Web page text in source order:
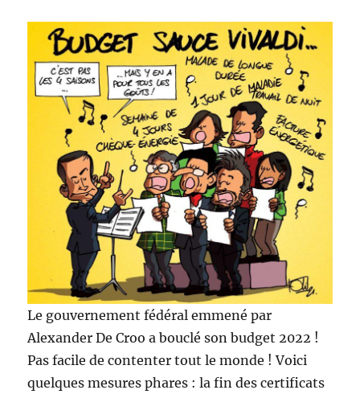
Le gouvernement fédéral emmené par
Alexander De Croo a bouclé son budget 2022 !
Pas facile de contenter tout le monde ! Voici
quelques mesures phares : la fin des certificats